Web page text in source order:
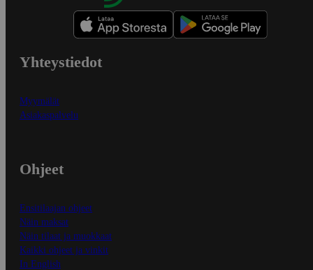
Yhteystiedot
Myymälät
Asiakaspalvelu
Ohjeet
Ensitilaajan ohjeet
Näin maksat
Näin tilaat ja muokkaat
Kaikki ohjeet ja vinkit
In English